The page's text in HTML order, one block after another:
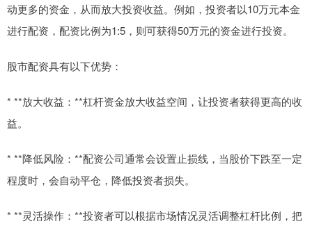
动更多的资金，从而放大投资收益。例如，投资者以10万元本金
进行配资，配资比例为1:5，则可获得50万元的资金进行投资。
股市配资具有以下优势：
* **放大收益：**杠杆资金放大收益空间，让投资者获得更高的收
益。
* **降低风险：**配资公司通常会设置止损线，当股价下跌至一定
程度时，会自动平仓，降低投资者损失。
* **灵活操作：**投资者可以根据市场情况灵活调整杠杆比例，把